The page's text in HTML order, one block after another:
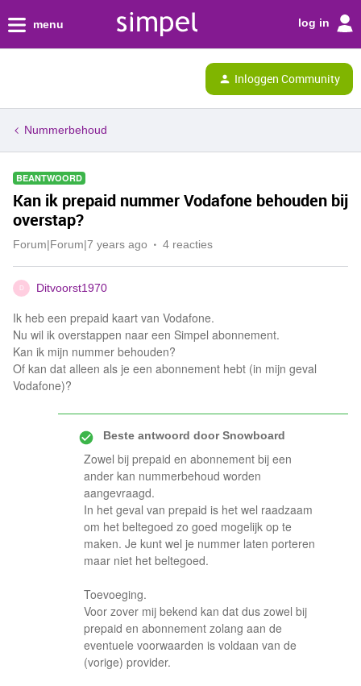
menu log in
Inloggen Community
Nummerbehoud
BEANTWOORD
Kan ik prepaid nummer Vodafone behouden bij
overstap?
Forum|Forum|7 years ago 4 reacties
D Ditvoorst1970
Ik heb een prepaid kaart van Vodafone.
Nu wil ik overstappen naar een Simpel abonnement.
Kan ik mijn nummer behouden?
Of kan dat alleen als je een abonnement hebt (in mijn geval
Vodafone)?
Beste antwoord doorSnowboard
Zowel bij prepaid en abonnement bij een
ander kan nummerbehoud worden
aangevraagd.
In het geval van prepaid is het wel raadzaam
om het beltegoed zo goed mogelijk op te
maken. Je kunt wel je nummer laten porteren
maar niet het beltegoed.
Toevoeging.
Voor zover mij bekend kan dat dus zowel bij
prepaid en abonnement zolang aan de
eventuele voorwaarden is voldaan van de
(vorige) provider.